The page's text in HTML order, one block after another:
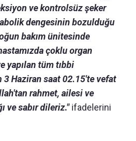
ve kontrolsüz şeker
dengesinin bozulduğu
bakım ünitesinde
çoklu organ
yapılan tüm tıbbi
3 Haziran saat 02.15'te vefat
rahmet, ailesi ve
ve sabır dileriz."ifadelerini